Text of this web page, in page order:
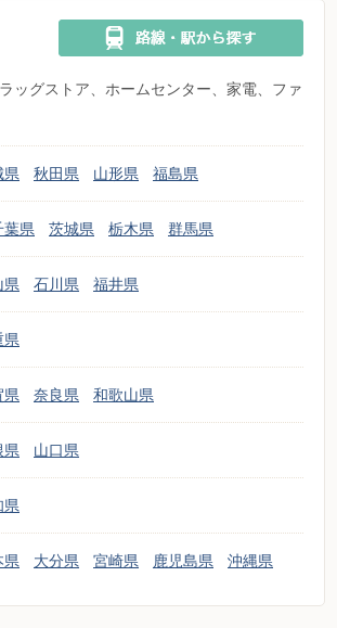
ッグストア、ホームセンター、家電、ファ
県 秋田県 山形県 福島県
葉県 茨城県 栃木県 群馬県
県 石川県 福井県
県
県 奈良県 和歌山県
県 山口県
県
県 大分県 宮崎県 鹿児島県 沖縄県